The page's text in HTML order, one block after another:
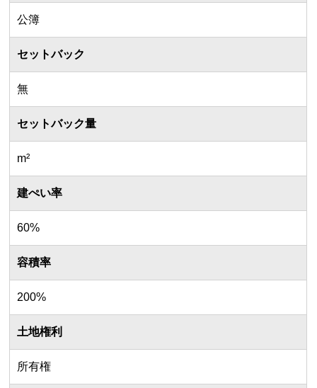
公簿
セットバック
無
セットバック量
m²
建ぺい率
60%
容積率
200%
土地権利
所有権